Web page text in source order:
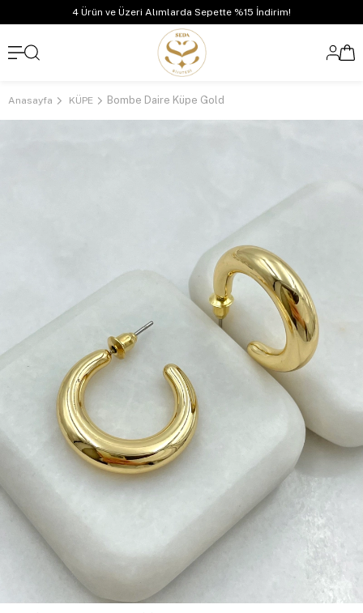
4 Ürün ve Üzeri Alımlarda Sepette %15 İndirim!
Anasayfa KÜPE Bombe Daire Küpe Gold